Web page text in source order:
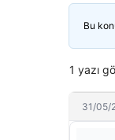
Bu
1 yazı
31/05/